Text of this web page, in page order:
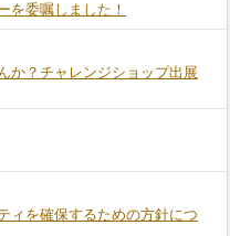
を委嘱しました！
か？チャレンジショップ出展
ィを確保するための方針につ